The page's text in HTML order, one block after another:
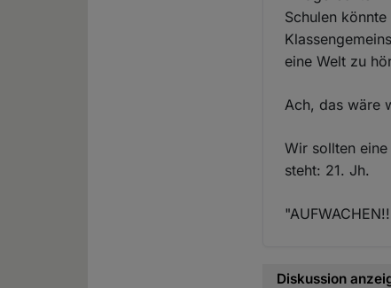
Schulen
eine Welt zu
Ach, das wäre
Wir sollten
steht: 21. Jh.
Diskussion